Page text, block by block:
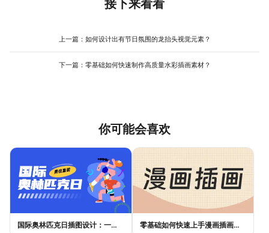
适合新手快速掌握模板设计逻辑，减少反复修改的试错成本。
众反馈“开头太长”，可缩短引入部分；若“正文逻辑混乱”，可增加小
出模板为图片或PDF，方便团队讨论修改，其素材库的多样性也能
接下来看看
上一篇： 如何设计出有节日氛围的龙抬头视觉元素？
下一篇： 零基础如何快速制作高质量水彩插画素材？
你可能会喜欢
国际奥林匹克日插图设计：一张好海报，不是画出来的 零基础如何快速上手漫画插画创作？实用指南来了